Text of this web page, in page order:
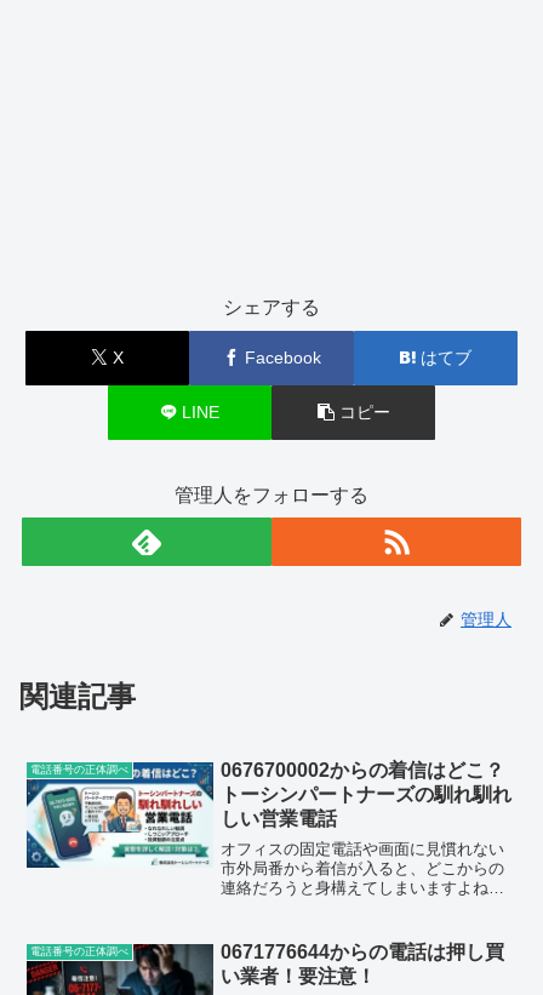
シェアする
X Facebook はてブ
LINE コピー
管理人をフォローする
管理人
関連記事
電話番号の正体調べ
0676700002からの着信はどこ？
トーシンパートナーズの馴れ馴れ
しい営業電話
オフィスの固定電話や画面に見慣れない
市外局番から着信が入ると、どこからの
連絡だろうと身構えてしまいますよね。
て、一体何の用事だろうと戸惑いながら
検...
電話番号の正体調べ
0671776644からの電話は押し買
い業者！要注意！